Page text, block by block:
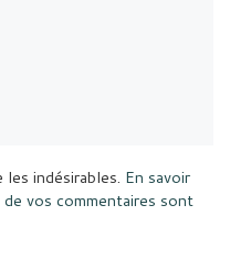
indésirables. En savoir
vos commentaires sont